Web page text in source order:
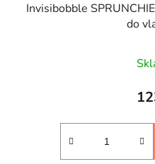
Invisibobble
do